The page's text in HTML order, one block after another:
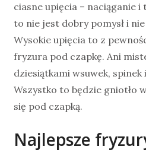
ciasne upięcia – naciąganie i
to nie jest dobry pomysł i
Wysokie upięcia to z
fryzura pod czapkę. Ani
dziesiątkami wsuwek, spinek
Wszystko to będzie gniotło
się pod czapką.
Najlepsze